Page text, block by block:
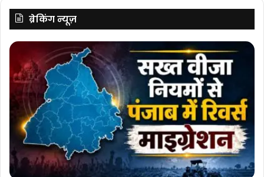
ब्रेकिंग न्यूज़